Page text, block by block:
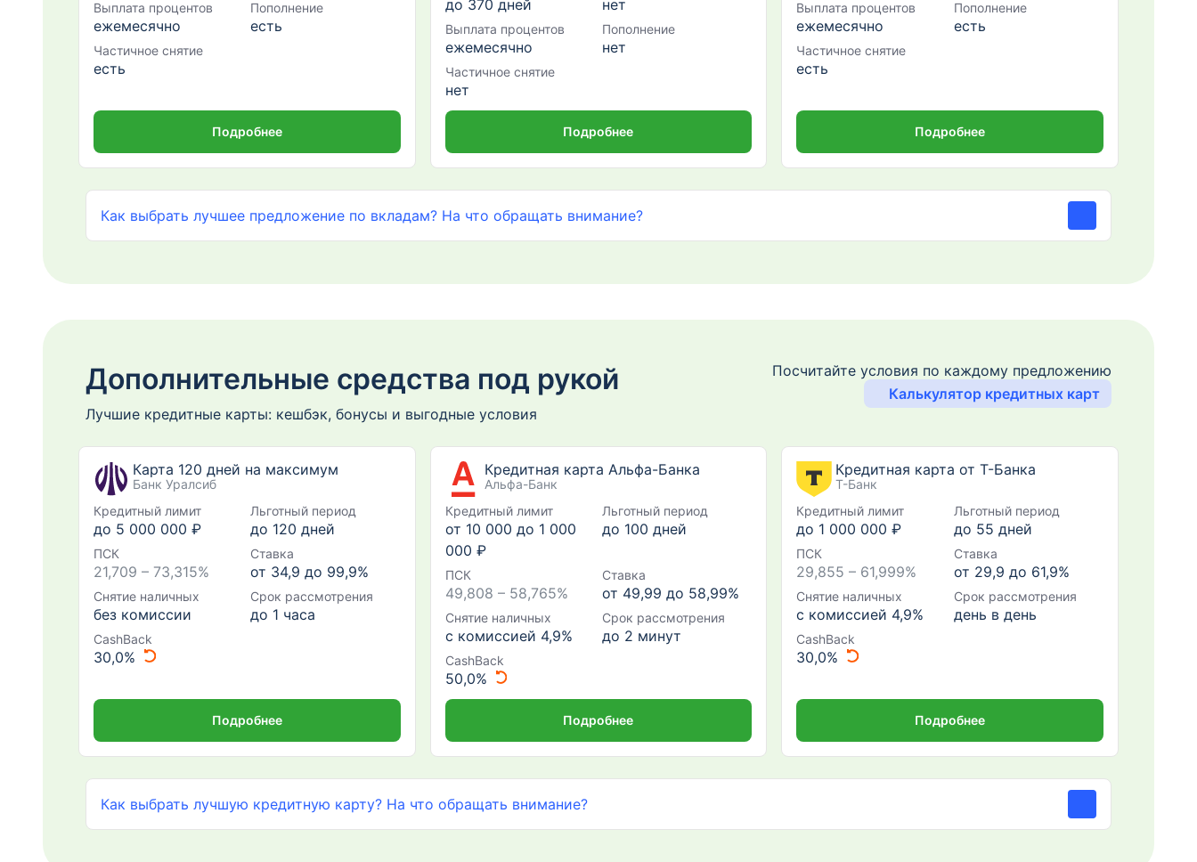
Выплата процентов
ежемесячно
Пополнение
есть
Частичное снятие
есть
Подробнее
до 370 дней нет
Выплата процентов
ежемесячно
Пополнение
нет
Частичное снятие
нет
Подробнее
Выплата процентов
ежемесячно
Пополнение
есть
Частичное снятие
есть
Подробнее
Как выбрать лучшее предложение по вкладам? На что обращать внимание?
Дополнительные средства под рукой
Лучшие кредитные карты: кешбэк, бонусы и выгодные условия
Посчитайте условия по каждому предложению
Калькулятор кредитных карт
Карта 120 дней на максимум
Банк Уралсиб
Кредитный лимит
до 5 000 000 ₽
Льготный период
до 120 дней
ПСК
21,709 – 73,315%
Ставка
от 34,9 до 99,9%
Снятие наличных
без комиссии
Срок рассмотрения
до 1 часа
CashBack
30,0%
Подробнее
Кредитная карта Альфа-Банка
Альфа-Банк
Кредитный лимит
от 10 000 до 1 000
000 ₽
Льготный период
до 100 дней
ПСК
49,808 – 58,765%
Ставка
от 49,99 до 58,99%
Снятие наличных
с комиссией 4,9%
Срок рассмотрения
до 2 минут
CashBack
50,0%
Подробнее
Кредитная карта от Т-Банка
Т-Банк
Кредитный лимит
до 1 000 000 ₽
Льготный период
до 55 дней
ПСК
29,855 – 61,999%
Ставка
от 29,9 до 61,9%
Снятие наличных
с комиссией 4,9%
Срок рассмотрения
день в день
CashBack
30,0%
Подробнее
Как выбрать лучшую кредитную карту? На что обращать внимание?